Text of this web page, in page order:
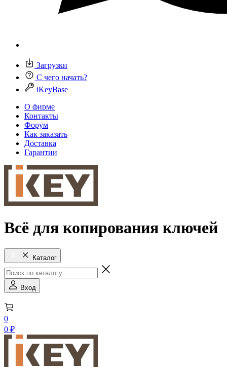
Загрузки
С чего начать?
iKeyBase
О фирме
Контакты
Форум
Как заказать
Доставка
Гарантии
Всё для копирования ключей
Каталог
Вход
0
0 ₽